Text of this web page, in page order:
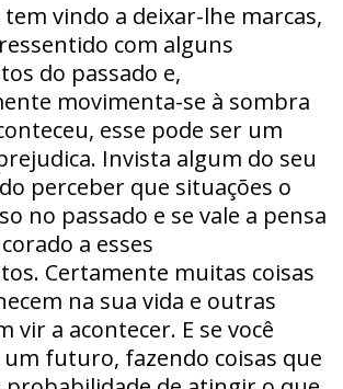
tem vindo a deixar-lhe marcas,
com alguns
do passado e,
movimenta-se à sombra
esse pode ser um
Invista algum do seu
perceber que situações o
no passado e se vale a pensa
a esses
Certamente muitas coisas
na sua vida e outras
vir a acontecer. E se você
futuro, fazendo coisas que